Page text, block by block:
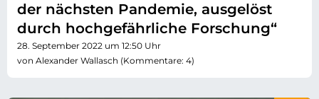
der nächsten Pandemie, ausgelöst
durch hochgefährliche Forschung“
28. September 2022 um 12:50 Uhr
von Alexander Wallasch (Kommentare: 4)